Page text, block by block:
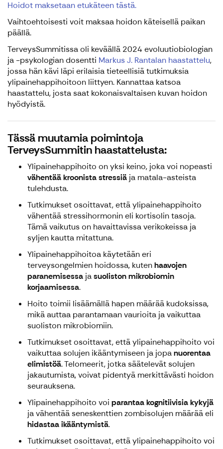
Hoidot maksetaan etukäteen tästä.
Vaihtoehtoisesti voit maksaa hoidon käteisellä paikan
päällä.
TerveysSummitissa oli keväällä 2024 evoluutiobiologian
ja -psykologian dosentti Markus J. Rantalan haastattelu,
jossa hän kävi läpi erilaisia tieteellisiä tutkimuksia
ylipainehappihoitoon liittyen. Kannattaa katsoa
haastattelu, josta saat kokonaisvaltaisen kuvan hoidon
hyödyistä.
Tässä muutamia poimintoja
TerveysSummitin haastattelusta:
Ylipainehappihoito on yksi keino, joka voi nopeasti
vähentää kroonista stressiä ja matala-asteista
tulehdusta.
Tutkimukset osoittavat, että ylipainehappihoito
vähentää stressihormonin eli kortisolin tasoja.
Tämä vaikutus on havaittavissa verikokeissa ja
syljen kautta mitattuna.
Ylipainehappihoitoa käytetään eri
terveysongelmien hoidossa, kutenhaavojen
paranemisessa jasuoliston mikrobiomin
korjaamisessa.
Hoito toimii lisäämällä hapen määrää kudoksissa,
mikä auttaa parantamaan vaurioita ja vaikuttaa
suoliston mikrobiomiin.
Tutkimukset osoittavat, että ylipainehappihoito voi
vaikuttaa solujen ikääntymiseen ja jopanuorentaa
elimistöä. Telomeerit, jotka säätelevät solujen
jakautumista, voivat pidentyä merkittävästi hoidon
seurauksena.
Ylipainehappihoito voi parantaa kognitiivisia kykyjä
ja vähentää seneskenttien zombisolujen määrää eli
hidastaa ikääntymistä.
Tutkimukset osoittavat, että ylipainehappihoito voi